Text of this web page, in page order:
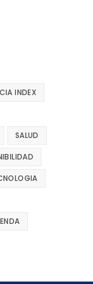
INDEX
SALUD